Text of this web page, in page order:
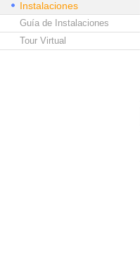
Instalaciones
Guía de Instalaciones
Tour Virtual